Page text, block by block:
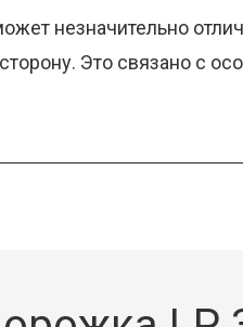
незначительно
Это связано с